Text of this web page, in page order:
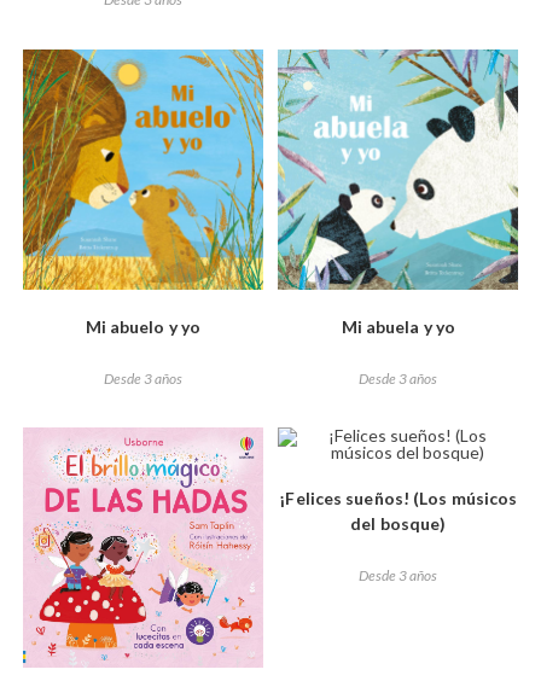
Mi abuelo y yo
Desde 3 años
Mi abuela y yo
Desde 3 años
¡Felices sueños! (Los músicos
del bosque)
Desde 3 años